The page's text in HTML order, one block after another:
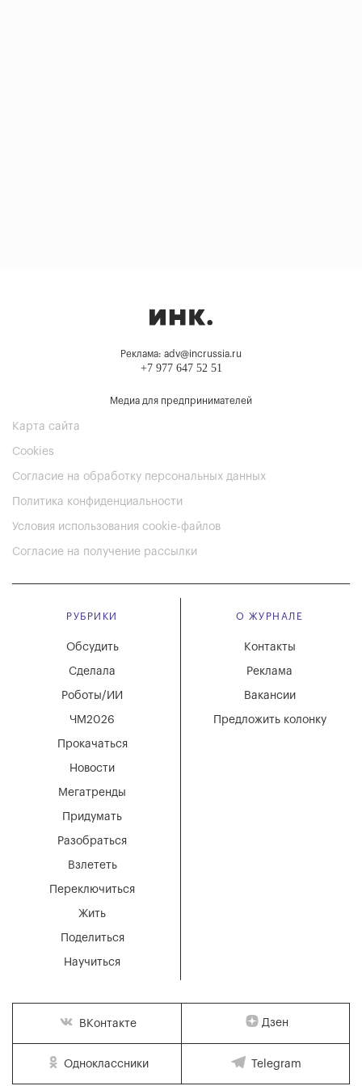
Реклама: adv@incrussia.ru
+7 977 647 52 51
Медиа для предпринимателей
Карта сайта
Cookies
Согласие на обработку персональных данных
Политика конфиденциальности
Условия использования cookie-файлов
Согласие на получение рассылки
РУБРИКИ
Мегатренды
Придумать
Разобраться
Взлететь
Новости
Переключиться
Жить
Поделиться
Научиться
Обсудить
Сделала
Роботы/ИИ
ЧМ2026
Прокачаться
О ЖУРНАЛЕ
Вакансии
Реклама
Контакты
Предложить колонку
ВКонтакте Дзен
Одноклассники Telegram